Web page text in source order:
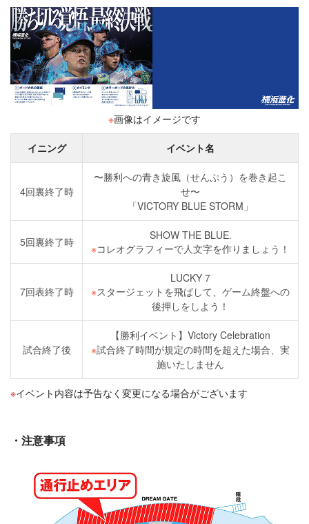
※画像はイメージです
イニング イベント名
4回裏終了時
〜勝利への青き旋風（せんぷう）を巻き起こ
せ〜
「VICTORY BLUE STORM」
5回裏終了時
SHOW THE BLUE.
※コレオグラフィーで人文字を作りましょう！
7回表終了時
LUCKY 7
※スタージェットを飛ばして、ゲーム終盤への
後押しをしよう！
試合終了後
【勝利イベント】Victory Celebration
※試合終了時間が規定の時間を超えた場合、実
施いたしません
イベント内容は予告なく変更になる場合がございます
・注意事項